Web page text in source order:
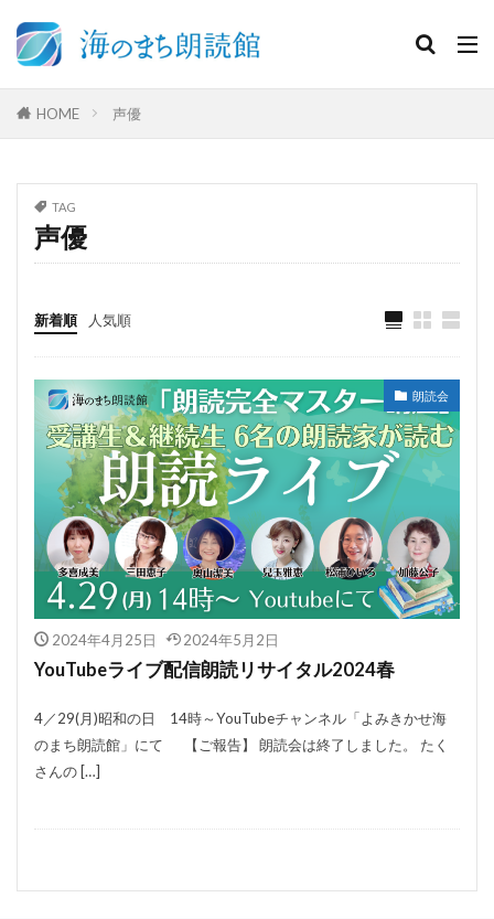
HOME 声優
TAG
声優
新着順 人気順
朗読会
2024年4月25日 2024年5月2日
YouTubeライブ配信朗読リサイタル2024春
4／29(月)昭和の日 14時～YouTubeチャンネル「よみきかせ海
のまち朗読館」にて 【ご報告】 朗読会は終了しました。 たく
さんの […]